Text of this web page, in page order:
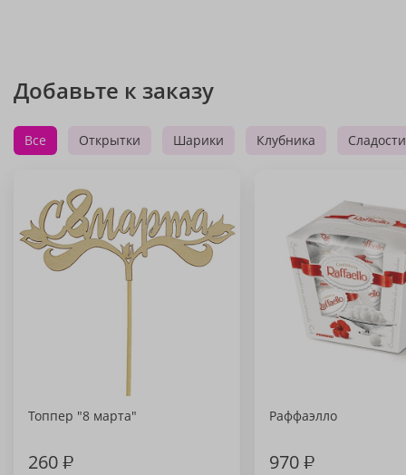
Добавьте к заказу
Все Открытки Шарики Клубника Сладости
Топпер "8 марта"
260₽
Раффаэлло
970₽